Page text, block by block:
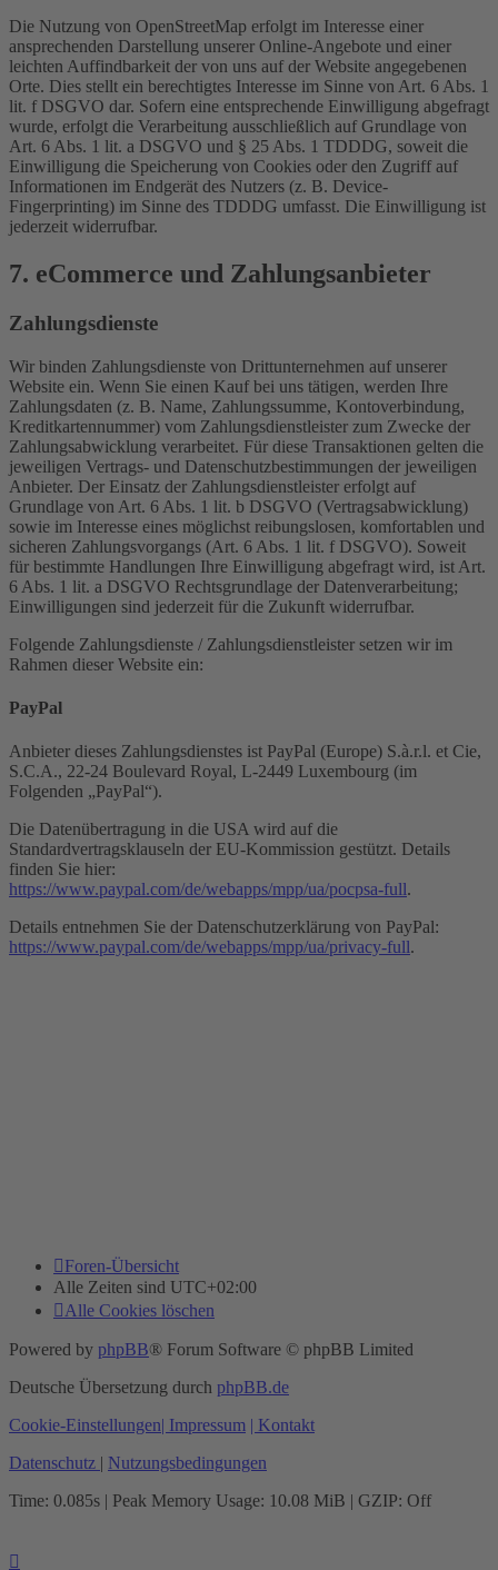
Die Nutzung von OpenStreetMap erfolgt im Interesse einer
ansprechenden Darstellung unserer Online-Angebote und einer
leichten Auffindbarkeit der von uns auf der Website angegebenen
Orte. Dies stellt ein berechtigtes Interesse im Sinne von Art. 6 Abs. 1
lit. f DSGVO dar. Sofern eine entsprechende Einwilligung abgefragt
wurde, erfolgt die Verarbeitung ausschließlich auf Grundlage von
Art. 6 Abs. 1 lit. a DSGVO und § 25 Abs. 1 TDDDG, soweit die
Einwilligung die Speicherung von Cookies oder den Zugriff auf
Informationen im Endgerät des Nutzers (z. B. Device-
Fingerprinting) im Sinne des TDDDG umfasst. Die Einwilligung ist
jederzeit widerrufbar.
7. eCommerce und Zahlungs­anbieter
Zahlungsdienste
Wir binden Zahlungsdienste von Drittunternehmen auf unserer
Website ein. Wenn Sie einen Kauf bei uns tätigen, werden Ihre
Zahlungsdaten (z. B. Name, Zahlungssumme, Kontoverbindung,
Kreditkartennummer) vom Zahlungsdienstleister zum Zwecke der
Zahlungsabwicklung verarbeitet. Für diese Transaktionen gelten die
jeweiligen Vertrags- und Datenschutzbestimmungen der jeweiligen
Anbieter. Der Einsatz der Zahlungsdienstleister erfolgt auf
Grundlage von Art. 6 Abs. 1 lit. b DSGVO (Vertragsabwicklung)
sowie im Interesse eines möglichst reibungslosen, komfortablen und
sicheren Zahlungsvorgangs (Art. 6 Abs. 1 lit. f DSGVO). Soweit
für bestimmte Handlungen Ihre Einwilligung abgefragt wird, ist Art.
6 Abs. 1 lit. a DSGVO Rechtsgrundlage der Datenverarbeitung;
Einwilligungen sind jederzeit für die Zukunft widerrufbar.
Folgende Zahlungsdienste / Zahlungsdienstleister setzen wir im
Rahmen dieser Website ein:
PayPal
Anbieter dieses Zahlungsdienstes ist PayPal (Europe) S.à.r.l. et Cie,
S.C.A., 22-24 Boulevard Royal, L-2449 Luxembourg (im
Folgenden „PayPal“).
Die Datenübertragung in die USA wird auf die
Standardvertragsklauseln der EU-Kommission gestützt. Details
finden Sie hier:
https://www.paypal.com/de/webapps/mpp/ua/pocpsa-full.
Details entnehmen Sie der Datenschutzerklärung von PayPal:
https://www.paypal.com/de/webapps/mpp/ua/privacy-full.
Foren-Übersicht
Alle Zeiten sind UTC+02:00
Alle Cookies löschen
Powered by phpBB® Forum Software © phpBB Limited
Deutsche Übersetzung durch phpBB.de
Cookie-Einstellungen| Impressum | Kontakt
Datenschutz | Nutzungsbedingungen
Time: 0.085s | Peak Memory Usage: 10.08 MiB | GZIP: Off